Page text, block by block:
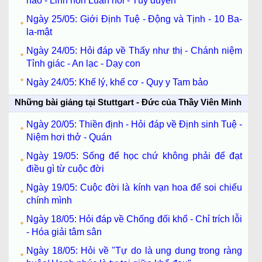
Ngày 25/05: Giới Định Tuệ - Động và Tịnh - 10 Ba-
la-mật
Ngày 24/05: Hỏi đáp về Thấy như thị - Chánh niệm
Tỉnh giác - An lạc - Dạy con
Ngày 24/05: Khế lý, khế cơ - Quy y Tam bảo
Những bài giảng tại Stuttgart - Đức của Thầy Viên Minh
Ngày 20/05: Thiền định - Hỏi đáp về Định sinh Tuệ -
Niệm hơi thở - Quán
Ngày 19/05: Sống để học chứ không phải để đạt
điều gì từ cuộc đời
Ngày 19/05: Cuộc đời là kính vạn hoa để soi chiếu
chính mình
Ngày 18/05: Hỏi đáp về Chống đối khổ - Chỉ trích lỗi
- Hóa giải tâm sân
Ngày 18/05: Hỏi về "Tự do là ung dung trong ràng